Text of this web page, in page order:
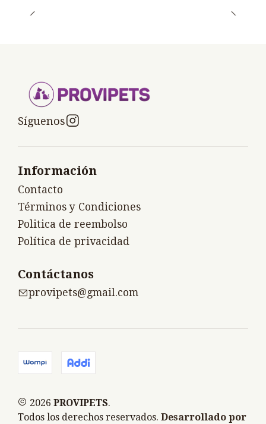
Síguenos
Información
Contacto
Términos y Condiciones
Politica de reembolso
Política de privacidad
Contáctanos
provipets@gmail.com
2026 PROVIPETS.
Todos los derechos reservados. Desarrollado por